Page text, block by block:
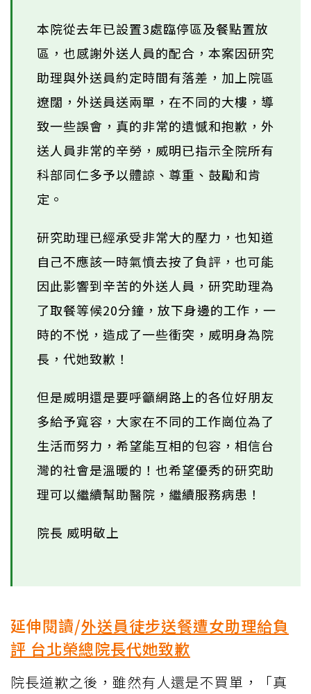
本院從去年已設置3處臨停區及餐點置放
區，也感謝外送人員的配合，本案因研究
助理與外送員約定時間有落差，加上院區
遼闊，外送員送兩單，在不同的大樓，導
致一些誤會，真的非常的遺憾和抱歉，外
送人員非常的辛勞，威明已指示全院所有
科部同仁多予以體諒、尊重、鼓勵和肯
定。
研究助理已經承受非常大的壓力，也知道
自己不應該一時氣憤去按了負評，也可能
因此影響到辛苦的外送人員，研究助理為
了取餐等候20分鐘，放下身邊的工作，一
時的不悦，造成了一些衝突，威明身為院
長，代她致歉！
但是威明還是要呼籲網路上的各位好朋友
多給予寬容，大家在不同的工作崗位為了
生活而努力，希望能互相的包容，相信台
灣的社會是溫暖的！也希望優秀的研究助
理可以繼續幫助醫院，繼續服務病患！
院長 威明敬上
延伸閱讀/外送員徒步送餐遭女助理給負
評 台北榮總院長代她致歉
院長道歉之後，雖然有人還是不買單，「真